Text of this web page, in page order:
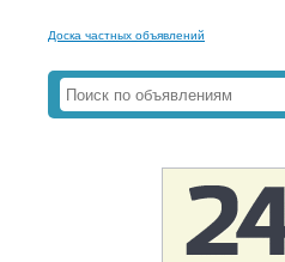
Доска частных объявлений